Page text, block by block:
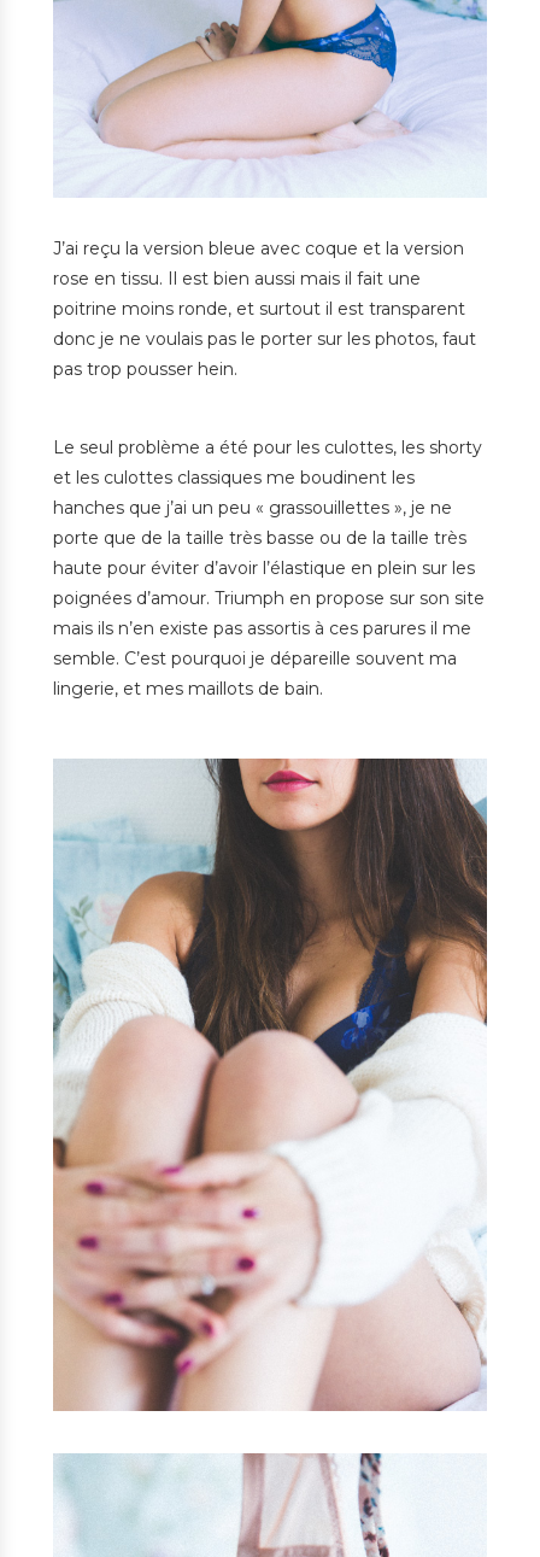
J’ai reçu la version bleue avec coque et la version
rose en tissu. Il est bien aussi mais il fait une
poitrine moins ronde, et surtout il est transparent
donc je ne voulais pas le porter sur les photos, faut
pas trop pousser hein.
Le seul problème a été pour les culottes, les shorty
et les culottes classiques me boudinent les
hanches que j’ai un peu « grassouillettes », je ne
porte que de la taille très basse ou de la taille très
haute pour éviter d’avoir l’élastique en plein sur les
poignées d’amour. Triumph en propose sur son site
mais ils n’en existe pas assortis à ces parures il me
semble. C’est pourquoi je dépareille souvent ma
lingerie, et mes maillots de bain.